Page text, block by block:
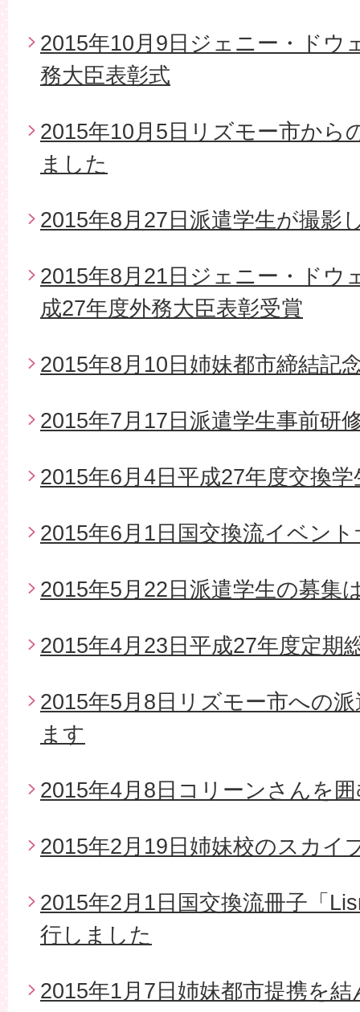
2015年10月9日ジェニー・ドウ
務大臣表彰式
2015年10月5日リズモー市から
ました
2015年8月27日派遣学生が撮影
2015年8月21日ジェニー・ドウ
成27年度外務大臣表彰受賞
2015年8月10日姉妹都市締結記
2015年7月17日派遣学生事前研
2015年6月4日平成27年度交換
2015年6月1日国交換流イベン
2015年5月22日派遣学生の募集
2015年4月23日平成27年度定期
2015年5月8日リズモー市への
ます
2015年4月8日コリーンさんを
2015年2月19日姉妹校のスカイ
2015年2月1日国交換流冊子「
行しました
2015年1月7日姉妹都市提携を